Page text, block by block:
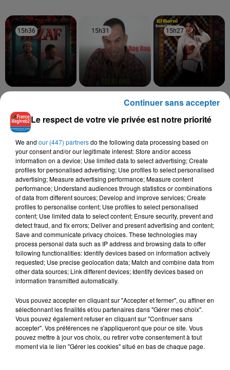
15h36
15h36
Bezaf
15h31
15h31
Alach Diri Alia
15h27
15h27
El Borni
L'HOROSCOPE
Bélier Taureau Gémeaux
Le respect de votre vie privée est notre priorité
We and our (447) partnersdo the following data processing based on
your consent and/or our legitimate interest: Store and/or access
information on a device; Use limited data to select advertising; Create
profiles for personalised advertising; Use profiles to select personalised
advertising; Measure advertising performance; Measure content
performance; Understand audiences through statistics or combinations
of data from different sources; Develop and improve services; Create
profiles to personalise content; Use profiles to select personalised
content; Use limited data to select content; Ensure security, prevent and
detect fraud, and fix errors; Deliver and present advertising and content;
Save and communicate privacy choices. These technologies may
process personal data such as IP address and browsing data to offer
following functionalities: Identify devices based on information actively
requested; Use precise geolocation data; Match and combine data from
other data sources; Link different devices; Identify devices based on
information transmitted automatically.
Vous pouvez accepter en cliquant sur "Accepter et fermer", ou affiner en
sélectionnant les finalités et/ou partenaires dans "Gérer mes choix".
Vous pouvez également refuser en cliquant sur "Continuer sans
accepter". Vos préférences ne s'appliqueront que pour ce site. Vous
pouvez mettre à jour vos choix, ou retirer votre consentement à tout
moment via le lien "Gérer les cookies" situé en bas de chaque page.
Continuer sans accepter